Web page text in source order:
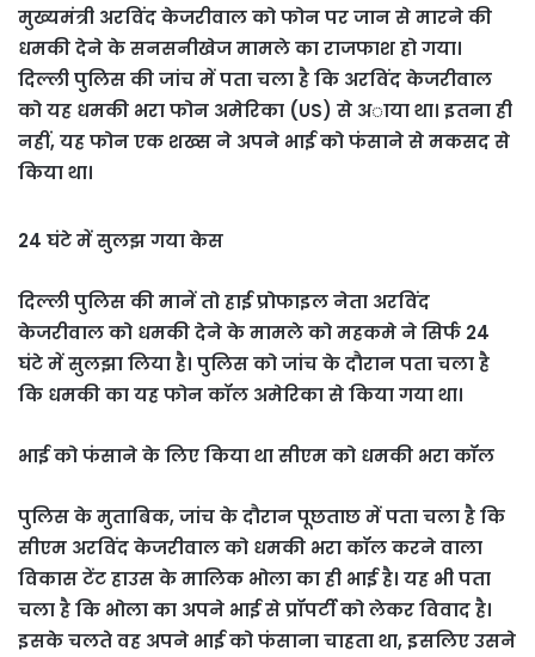
मुख्यमंत्री अरविंद केजरीवाल को फोन पर जान से मारने की
धमकी देने के सनसनीखेज मामले का राजफाश हो गया।
दिल्ली पुलिस की जांच में पता चला है कि अरविंद केजरीवाल
को यह धमकी भरा फोन अमेरिका (US) से अाया था। इतना ही
नहीं, यह फोन एक शख्स ने अपने भाई को फंसाने से मकसद से
किया था।
24 घंटे में सुलझ गया केस
दिल्ली पुलिस की मानें तो हाई प्रोफाइल नेता अरविंद
केजरीवाल को धमकी देने के मामले को महकमे ने सिर्फ 24
घंटे में सुलझा लिया है। पुलिस को जांच के दौरान पता चला है
कि धमकी का यह फोन कॉल अमेरिका से किया गया था।
भाई को फंसाने के लिए किया था सीएम को धमकी भरा कॉल
पुलिस के मुताबिक, जांच के दौरान पूछताछ में पता चला है कि
सीएम अरविंद केजरीवाल को धमकी भरा कॉल करने वाला
विकास टेंट हाउस के मालिक भोला का ही भाई है। यह भी पता
चला है कि भोला का अपने भाई से प्रॉपर्टी को लेकर विवाद है।
इसके चलते वह अपने भाई को फंसाना चाहता था, इसलिए उसने